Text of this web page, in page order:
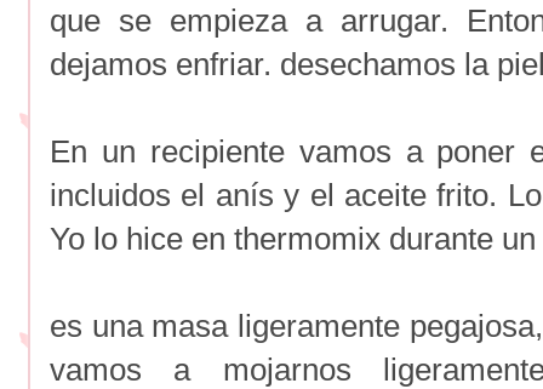
que se empieza a arrugar.
dejamos enfriar. desechamos la
En un recipiente vamos a poner
incluidos el anís y el aceite frito.
Yo lo hice en thermomix durante
es una masa ligeramente
vamos a mojarnos